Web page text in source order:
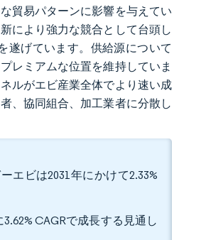
貿易パターンに影響を与えてい
により強力な競合として台頭し
遂げています。供給源について
レミアムな位置を維持していま
ルがエビ産業全体でより速い成
、協同組合、加工業者に分散し
エビは2031年にかけて2.33%
CAGRで成長する見通し